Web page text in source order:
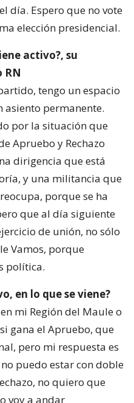
día. Espero que no vote
elección presidencial.
activo?, su
RN
tengo un espacio
asiento permanente.
por la situación que
Apruebo y Rechazo
dirigencia que está
y una militancia que
porque se ha
que al día siguiente
de unión, no sólo
Vamos, porque
política.
en lo que se viene?
mi Región del Maule o
gana el Apruebo, que
pero mi respuesta es
puedo estar con doble
no quiero que
voy a andar